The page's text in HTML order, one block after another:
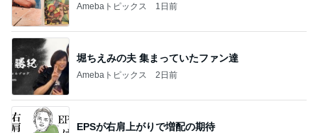
Amebaトピックス 1日前
堀ちえみの夫 集まっていたファン達
Amebaトピックス 2日前
EPSが右肩上がりで増配の期待